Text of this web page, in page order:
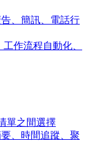
、簡訊、電話行
作流程自動化、
單之間選擇
、時間追蹤、聚